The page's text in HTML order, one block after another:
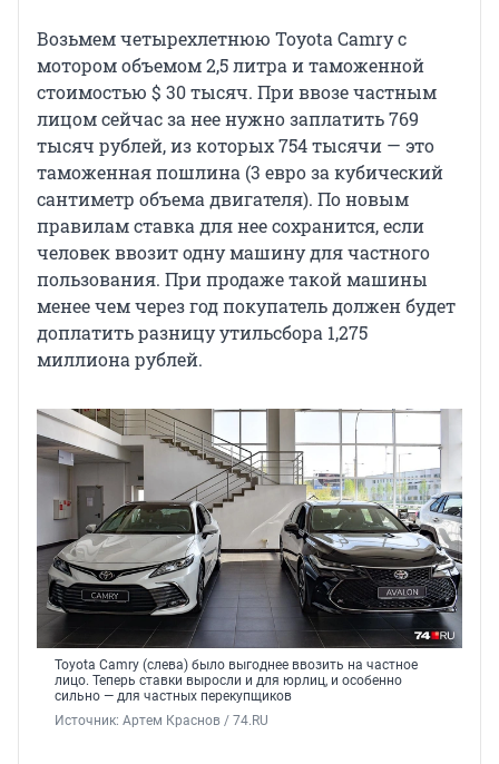
Возьмем четырехлетнюю Toyota Camry с
мотором объемом 2,5 литра и таможенной
стоимостью $ 30 тысяч. При ввозе частным
лицом сейчас за нее нужно заплатить 769
тысяч рублей, из которых 754 тысячи — это
таможенная пошлина (3 евро за кубический
сантиметр объема двигателя). По новым
правилам ставка для нее сохранится, если
человек ввозит одну машину для частного
пользования. При продаже такой машины
менее чем через год покупатель должен будет
доплатить разницу утильсбора 1,275
миллиона рублей.
Toyota Camry (слева) было выгоднее ввозить на частное
лицо. Теперь ставки выросли и для юрлиц, и особенно
сильно — для частных перекупщиков
Источник: Артем Краснов / 74.RU